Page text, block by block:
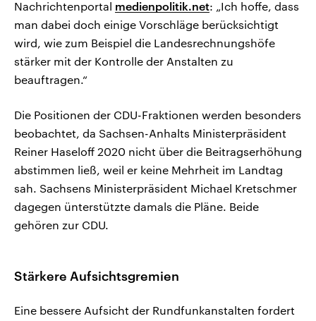
Nachrichtenportal medienpolitik.net: „Ich hoffe, dass
man dabei doch einige Vorschläge berücksichtigt
wird, wie zum Beispiel die Landesrechnungshöfe
stärker mit der Kontrolle der Anstalten zu
beauftragen.“
Die Positionen der CDU-Fraktionen werden besonders
beobachtet, da Sachsen-Anhalts Ministerpräsident
Reiner Haseloff 2020 nicht über die Beitragserhöhung
abstimmen ließ, weil er keine Mehrheit im Landtag
sah. Sachsens Ministerpräsident Michael Kretschmer
dagegen ünterstützte damals die Pläne. Beide
gehören zur CDU.
Stärkere Aufsichtsgremien
Eine bessere Aufsicht der Rundfunkanstalten fordert